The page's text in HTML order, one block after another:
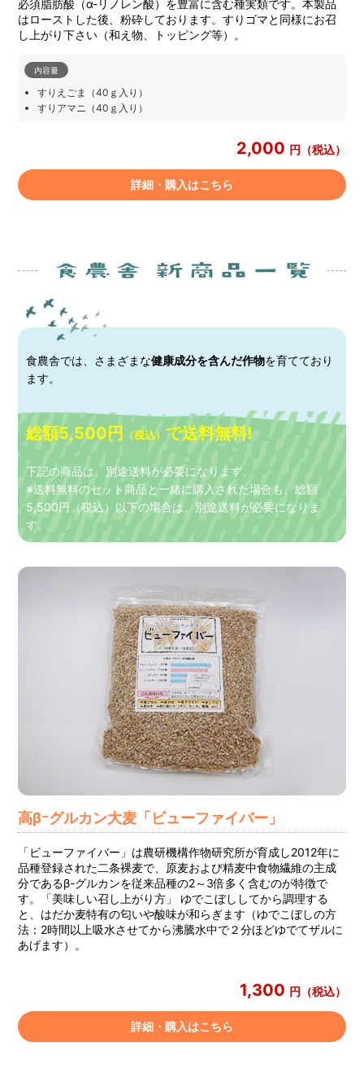
必須脂肪酸（α-リノレン酸）を豊富に含む種実類です。本製品
はローストした後、粉砕しております。すりゴマと同様にお召
し上がり下さい（和え物、トッピング等）。
内容量
すりえごま（40ｇ入り）
すりアマニ（40ｇ入り）
2,000 円（税込）
詳細・購入はこちら
食農舎では、さまざまな健康成分を含んだ作物を育てており
ます。
総額5,500円 （税込） で送料無料!
下記の商品は、別途送料が必要になります。
※送料無料のセット商品と一緒に購入された場合も、総額
5,500円（税込）以下の場合は、別途送料が必要になりま
す。
高βｰグルカン大麦「ビューファイバー」
「ビューファイバー」は農研機構作物研究所が育成し2012年に
品種登録された二条裸麦で、原麦および精麦中食物繊維の主成
分であるβ-グルカンを従来品種の2～3倍多く含むのが特徴で
す。「美味しい召し上がり方」 ゆでこぼししてから調理する
と、はだか麦特有の匂いや酸味が和らぎます（ゆでこぼしの方
法：2時間以上吸水させてから沸騰水中で２分ほどゆでてザルに
あげます）。
1,300 円（税込）
詳細・購入はこちら